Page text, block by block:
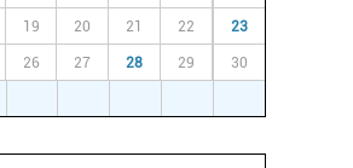
19 20 21 22 23
26 27 28 29 30